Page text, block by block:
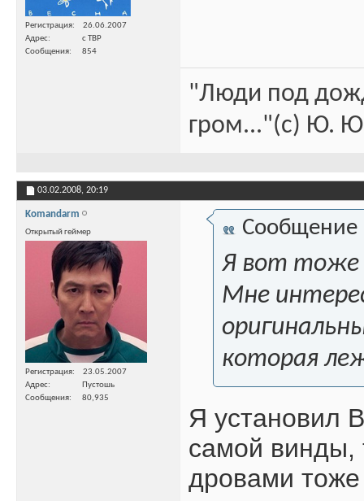
Регистрация
26.06.2007
Адрес
с ТВР
Сообщения
854
"Люди под
гром..."(c) Ю.
03.02.2008, 20:19
Komandarm
Открытый геймер
Регистрация
23.05.2007
Адрес
Пустошь
Сообщения
80,935
Сообщение
Я вот тоже
Мне
которая
Я установил
самой винды,
дровами